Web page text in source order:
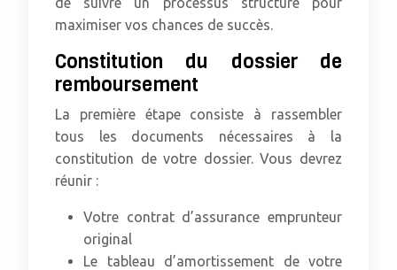
maximiser vos chances de succès.
Constitution du dossier de
remboursement
La première étape consiste à rassembler
tous les documents nécessaires à la
constitution de votre dossier. Vous devrez
réunir :
Votre contrat d’assurance emprunteur
original
Le tableau d’amortissement de votre